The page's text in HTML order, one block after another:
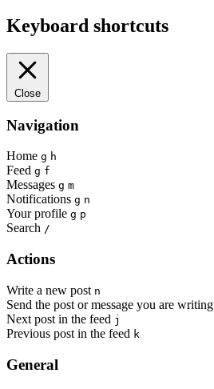
Keyboard shortcuts
Close
Navigation
Home g h
Feed g f
Messages g m
Notifications g n
Your profile g p
Search /
Actions
Write a new post n
Send the post or message you are writing
Next post in the feed j
Previous post in the feed k
General